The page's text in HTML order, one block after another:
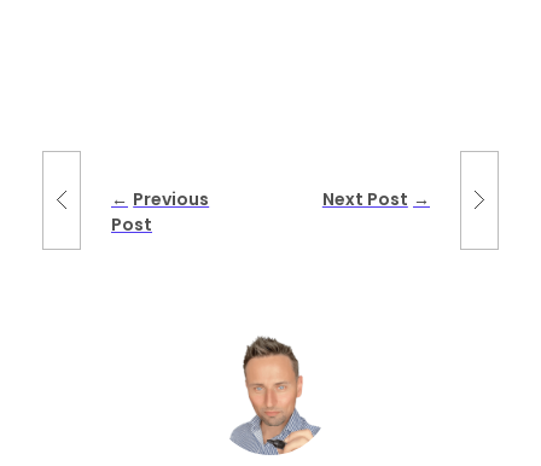
Previous
Post
Next Post